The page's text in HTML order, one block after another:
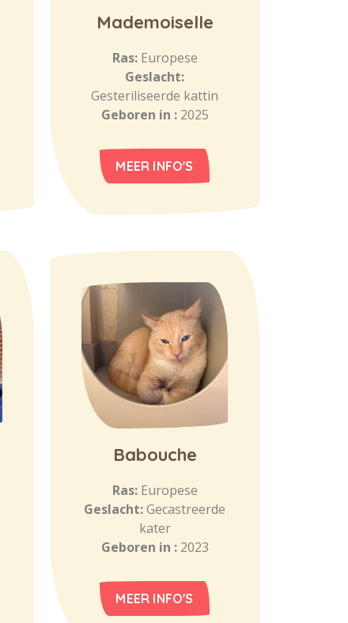
Mademoiselle
Ras: Europese
Geslacht:
Gesteriliseerde kattin
Geboren in : 2025
MEER INFO'S
Babouche
Ras: Europese
Geslacht:Gecastreerde
kater
Geboren in : 2023
MEER INFO'S